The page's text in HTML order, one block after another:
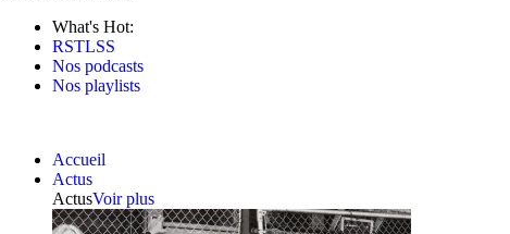
What's Hot:
RSTLSS
Nos podcasts
Nos playlists
Accueil
Actus
ActusVoir plus